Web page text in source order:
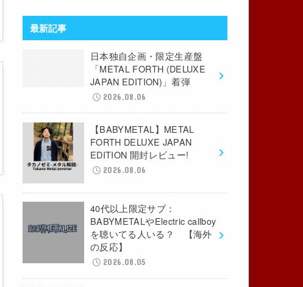
最新記事
日本独自企画・限定生産盤
「METAL FORTH (DELUXE
JAPAN EDITION)」着弾
2026.08.06
【BABYMETAL】METAL
FORTH DELUXE JAPAN
EDITION 開封レビュー!
2026.08.06
40代以上限定サブ：
BABYMETALやElectric callboy
を聴いてる人いる？ 【海外
の反応】
2026.08.05